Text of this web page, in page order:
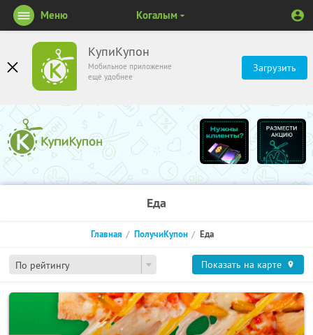
КупиКупон
Мобильное приложение
ещё удобнее
Загрузить
Меню Когалым
Еда
По рейтингу
Главная ПолучиКупон Еда
Показать на карте